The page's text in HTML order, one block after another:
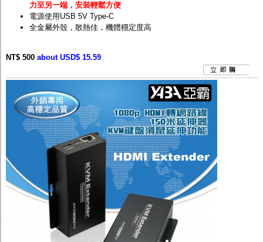
力至另一端，安裝輕鬆方便
電源使用USB 5V Type-C
全金屬外殼，散熱佳，機體穩定度高
NT$ 500 about USD$ 15.59